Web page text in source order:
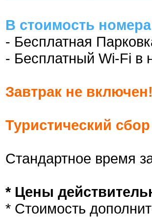
В стоимость
- Бесплатная
- Бесплатный Wi-Fi в
Завтрак не
Туристический
Стандартное время
* Цены
* Стоимость